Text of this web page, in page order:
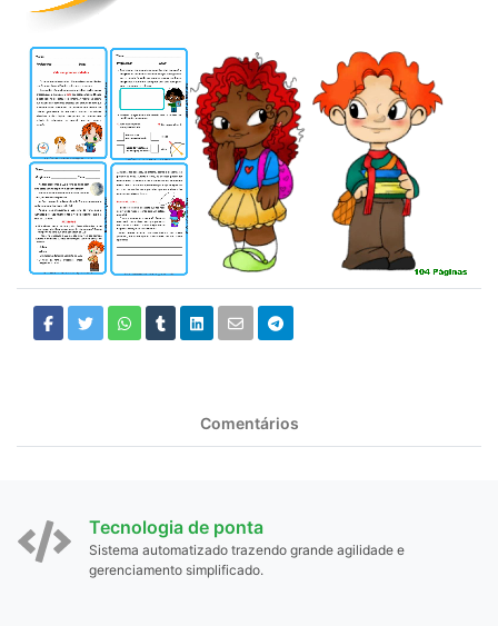
Comentários
Tecnologia de ponta
Sistema automatizado trazendo grande agilidade e
gerenciamento simplificado.